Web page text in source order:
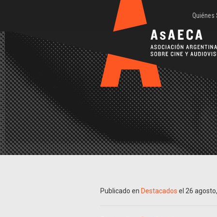
Quiénes
Publicado en Destacados el 26